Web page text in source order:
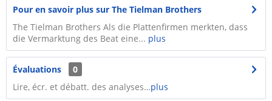
Pour en savoir plus sur The Tielman Brothers
The Tielman Brothers Als die Plattenfirmen merkten, dass
die Vermarktung des Beat eine... plus
Évaluations
0
Lire, écr. et débatt. des analyses…plus